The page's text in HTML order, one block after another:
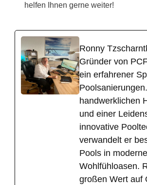
helfen Ihnen gerne weiter!
Ronny
Gründer von
ein erfahrener
handwerklichen
und einer
innovative
verwandelt er
Pools in moderne
Wohlfühloasen.
großen Wert auf